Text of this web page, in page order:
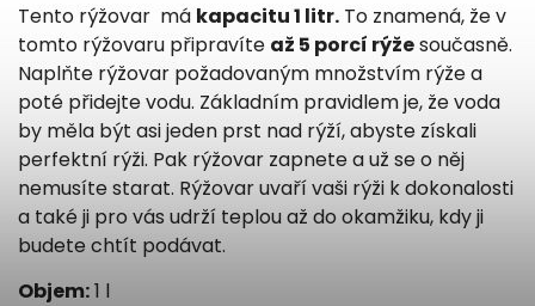
Tento rýžovar má kapacitu 1 litr. To znamená, že v
tomto rýžovaru připravíte až 5 porcí rýžesoučasně.
Naplňte rýžovar požadovaným množstvím rýže a
poté přidejte vodu. Základním pravidlem je, že voda
by měla být asi jeden prst nad rýží, abyste získali
perfektní rýži. Pak rýžovar zapnete a už se o něj
nemusíte starat. Rýžovar uvaří vaši rýži k dokonalosti
a také ji pro vás udrží teplou až do okamžiku, kdy ji
budete chtít podávat.
Objem:1 l